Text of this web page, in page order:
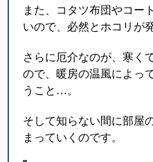
また、コタツ布団やコー
いので、必然とホコリが
さらに厄介なのが、寒く
ので、暖房の温風によっ
うこと…。
そして知らない間に部屋
まっていくのです。